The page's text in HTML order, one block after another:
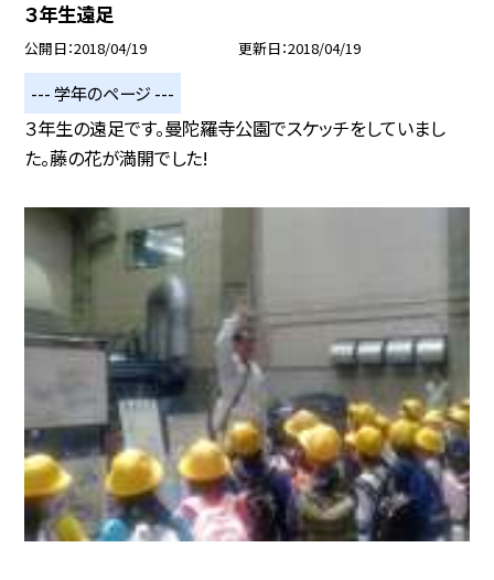
３年生遠足
公開日 2018/04/19 更新日 2018/04/19
--- 学年のページ ---
３年生の遠足です。曼陀羅寺公園でスケッチをしていまし
た。藤の花が満開でした!